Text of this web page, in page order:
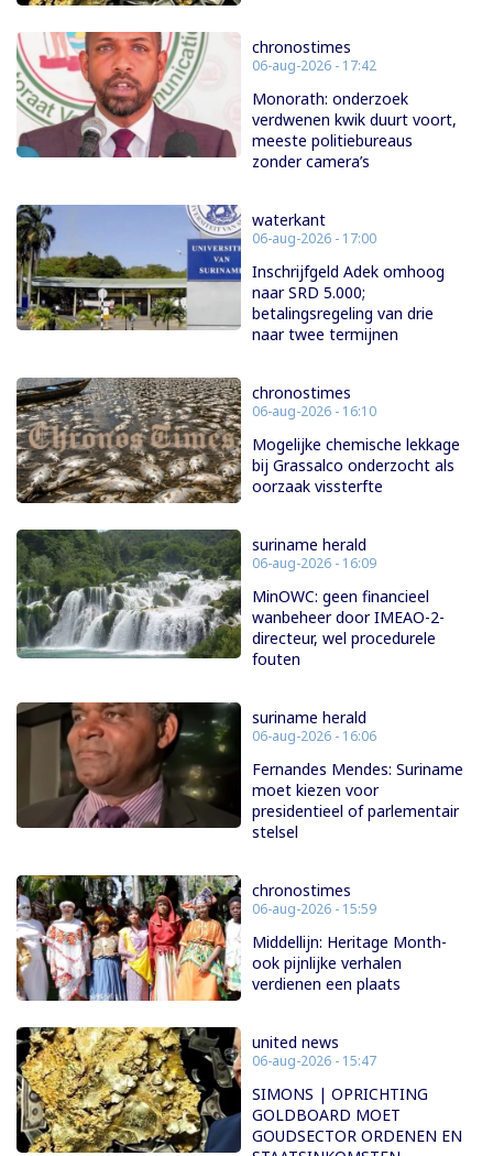
chronostimes
06-aug-2026 - 17:42
Monorath: onderzoek
verdwenen kwik duurt voort,
meeste politiebureaus
zonder camera’s
waterkant
06-aug-2026 - 17:00
Inschrijfgeld Adek omhoog
naar SRD 5.000;
betalingsregeling van drie
naar twee termijnen
chronostimes
06-aug-2026 - 16:10
Mogelijke chemische lekkage
bij Grassalco onderzocht als
oorzaak vissterfte
suriname herald
06-aug-2026 - 16:09
MinOWC: geen financieel
wanbeheer door IMEAO-2-
directeur, wel procedurele
fouten
suriname herald
06-aug-2026 - 16:06
Fernandes Mendes: Suriname
moet kiezen voor
presidentieel of parlementair
stelsel
chronostimes
06-aug-2026 - 15:59
Middellijn: Heritage Month-
ook pijnlijke verhalen
verdienen een plaats
united news
06-aug-2026 - 15:47
SIMONS | OPRICHTING
GOLDBOARD MOET
GOUDSECTOR ORDENEN EN